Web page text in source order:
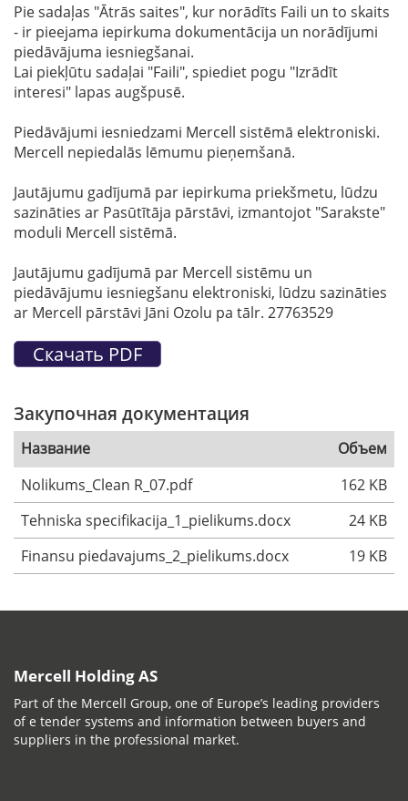
Pie sadaļas "Ātrās saites", kur norādīts Faili un to skaits
- ir pieejama iepirkuma dokumentācija un norādījumi
piedāvājuma iesniegšanai.
Lai piekļūtu sadaļai "Faili", spiediet pogu "Izrādīt
interesi" lapas augšpusē.
Piedāvājumi iesniedzami Mercell sistēmā elektroniski.
Mercell nepiedalās lēmumu pieņemšanā.
Jautājumu gadījumā par iepirkuma priekšmetu, lūdzu
sazināties ar Pasūtītāja pārstāvi, izmantojot "Sarakste"
moduli Mercell sistēmā.
Jautājumu gadījumā par Mercell sistēmu un
piedāvājumu iesniegšanu elektroniski, lūdzu sazināties
ar Mercell pārstāvi Jāni Ozolu pa tālr. 27763529
Закупочная документация
Название
Объем
Nolikums_Clean R_07.pdf
162 KB
Tehniska specifikacija_1_pielikums.docx
24 KB
Finansu piedavajums_2_pielikums.docx
19 KB
Mercell Holding AS
Part of the Mercell Group, one of Europe’s leading providers
of e tender systems and information between buyers and
suppliers in the professional market.